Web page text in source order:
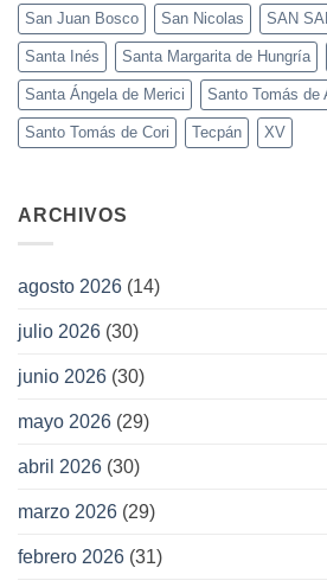
San Juan Bosco San Nicolas SAN
Santa Inés Santa Margarita de Hungría
Santa Ángela de Merici Santo Tomás de
Santo Tomás de Cori Tecpán XV
ARCHIVOS
agosto 2026 (14)
julio 2026 (30)
junio 2026 (30)
mayo 2026 (29)
abril 2026 (30)
marzo 2026 (29)
febrero 2026 (31)